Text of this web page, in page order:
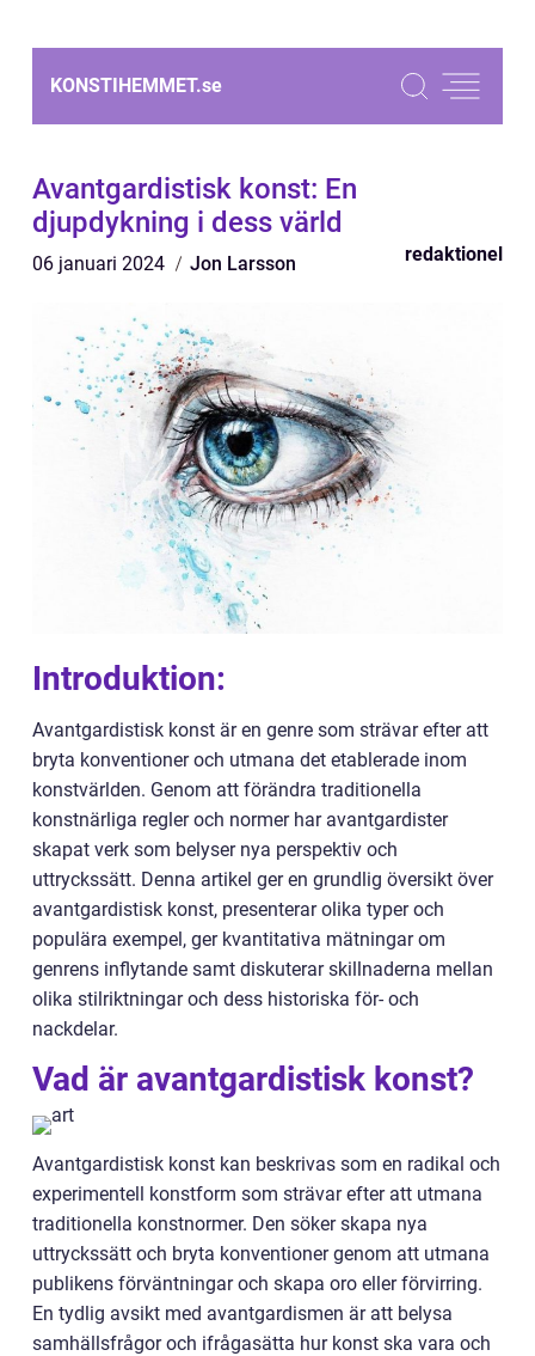
KONSTIHEMMET.se
Avantgardistisk konst: En
djupdykning i dess värld
06 januari 2024 Jon Larsson redaktionel
Introduktion:
Avantgardistisk konst är en genre som strävar efter att
bryta konventioner och utmana det etablerade inom
konstvärlden. Genom att förändra traditionella
konstnärliga regler och normer har avantgardister
skapat verk som belyser nya perspektiv och
uttryckssätt. Denna artikel ger en grundlig översikt över
avantgardistisk konst, presenterar olika typer och
populära exempel, ger kvantitativa mätningar om
genrens inflytande samt diskuterar skillnaderna mellan
olika stilriktningar och dess historiska för- och
nackdelar.
Vad är avantgardistisk konst?
Avantgardistisk konst kan beskrivas som en radikal och
experimentell konstform som strävar efter att utmana
traditionella konstnormer. Den söker skapa nya
uttryckssätt och bryta konventioner genom att utmana
publikens förväntningar och skapa oro eller förvirring.
En tydlig avsikt med avantgardismen är att belysa
samhällsfrågor och ifrågasätta hur konst ska vara och